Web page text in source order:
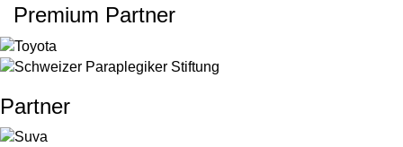
Premium Partner
Partner